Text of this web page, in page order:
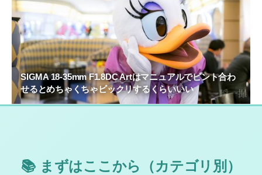
SIGMA 18-35mm F1.8DC Artはマニュアルでピント合わ
せるとめちゃくちゃビックリするくらいいい
📚 まずはここから（カテゴリ別）